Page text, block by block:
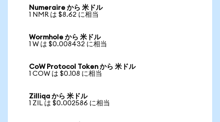
Numeraire から 米ドル
1 NMR は $8.62 に相当
Wormhole から 米ドル
1 W は $0.008432 に相当
CoW Protocol Token から 米ドル
1 COW は $0.108 に相当
Zilliqa から 米ドル
1 ZIL は $0.002586 に相当